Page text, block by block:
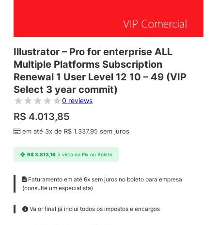
Illustrator – Pro for enterprise ALL
Multiple Platforms Subscription
Renewal 1 User Level 12 10 – 49 (VIP
Select 3 year commit)
0 reviews
R$ 4.013,85
em até 3x de R$ 1.337,95 sem juros
R$3.813,16 à vista no Pix ou Boleto
Faturamento em até 6x sem juros no boleto para empresa
(consulte um especialista)
Valor final já inclui todos os impostos e encargos